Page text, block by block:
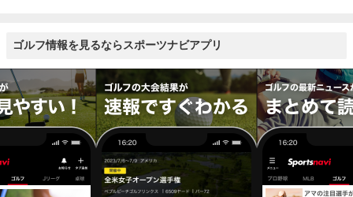
ゴルフ情報を見るならスポーツナビアプリ